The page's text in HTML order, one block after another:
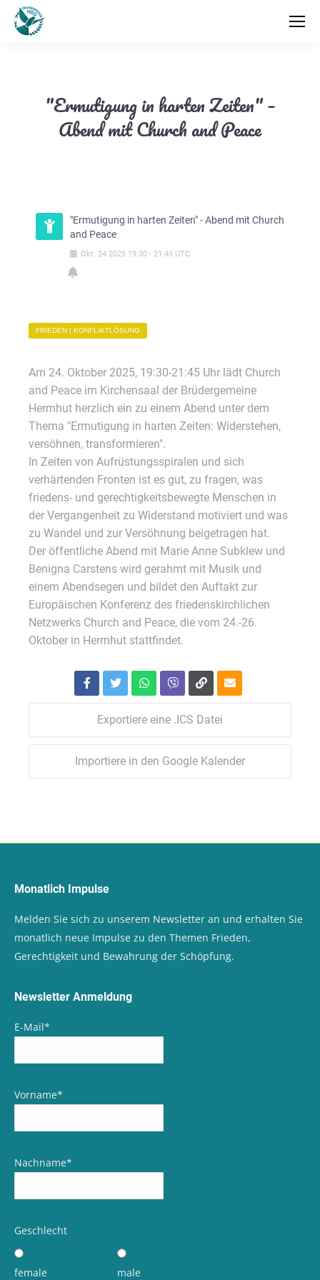
"Ermutigung in harten Zeiten" –
Abend mit Church and Peace
"Ermutigung in harten Zeiten" - Abend mit Church
and Peace
Okt. 24 2025 19:30 - 21:45 UTC
FRIEDEN | KONFLIKTLÖSUNG
Am 24. Oktober 2025, 19:30-21:45 Uhr lädt Church
and Peace im Kirchensaal der Brüdergemeine
Herrnhut herzlich ein zu einem Abend unter dem
Thema "Ermutigung in harten Zeiten: Widerstehen,
versöhnen, transformieren".
In Zeiten von Aufrüstungsspiralen und sich
verhärtenden Fronten ist es gut, zu fragen, was
friedens- und gerechtigkeitsbewegte Menschen in
der Vergangenheit zu Widerstand motiviert und was
zu Wandel und zur Versöhnung beigetragen hat.
Der öffentliche Abend mit Marie Anne Subklew und
Benigna Carstens wird gerahmt mit Musik und
einem Abendsegen und bildet den Auftakt zur
Europäischen Konferenz des friedenskirchlichen
Netzwerks Church and Peace, die vom 24.-26.
Oktober in Herrnhut stattfindet.
Exportiere eine .ICS Datei
Importiere in den Google Kalender
Monatlich Impulse
Melden Sie sich zu unserem Newsletter an und erhalten Sie
monatlich neue Impulse zu den Themen Frieden,
Gerechtigkeit und Bewahrung der Schöpfung.
Newsletter Anmeldung
E-Mail*
Vorname*
Nachname*
Geschlecht
female male